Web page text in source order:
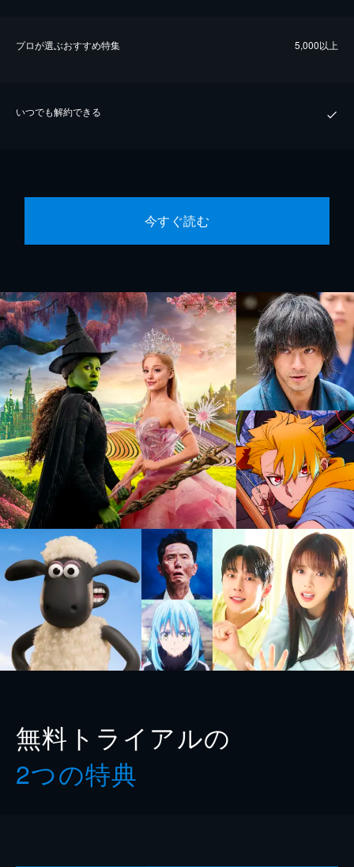
プロが選ぶおすすめ特集 5,000以上
いつでも解約できる
今すぐ読む
無料トライアルの
2つの特典